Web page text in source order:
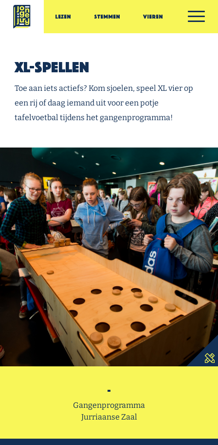
Ga door naar inhoud
Jonge Jury
Lezen Stemmen Vieren
XL-spellen
Toe aan iets actiefs? Kom sjoelen, speel XL vier op
een rij of daag iemand uit voor een potje
tafelvoetbal tijdens het gangenprogramma!
-
Gangenprogramma
Jurriaanse Zaal